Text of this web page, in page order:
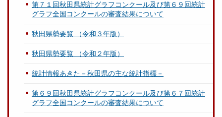
第７１回秋田県統計グラフコンクール及び第６９回統計
グラフ全国コンクールの審査結果について
秋田県勢要覧 （令和３年版）
秋田県勢要覧 （令和２年版）
統計情報あきた－秋田県の主な統計指標－
第６９回秋田県統計グラフコンクール及び第６７回統計
グラフ全国コンクールの審査結果について